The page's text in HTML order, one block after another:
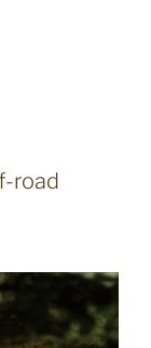
road